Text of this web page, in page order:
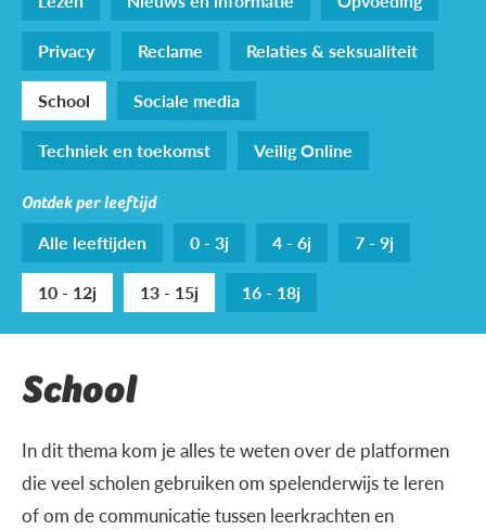
Privacy
Reclame
Relaties & seksualiteit
School
Sociale media
Techniek en toekomst
Veilig Online
Ontdek per leeftijd
Alle leeftijden 0 - 3j 4 - 6j
7 - 9j
10 - 12j
13 - 15j 16 - 18j
School
In dit thema kom je alles te weten over de platformen
die veel scholen gebruiken om spelenderwijs te leren
of om de communicatie tussen leerkrachten en